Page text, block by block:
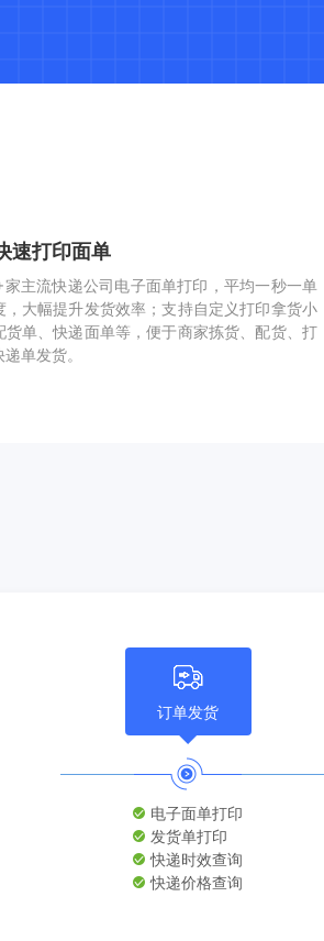
速打印面单
主流快递公司电子面单打印，平均一秒一单
，大幅提升发货效率；支持自定义打印拿货小
货单、快递面单等，便于商家拣货、配货、打
单发货。
订单发货
电子面单打印
发货单打印
快递时效查询
快递价格查询